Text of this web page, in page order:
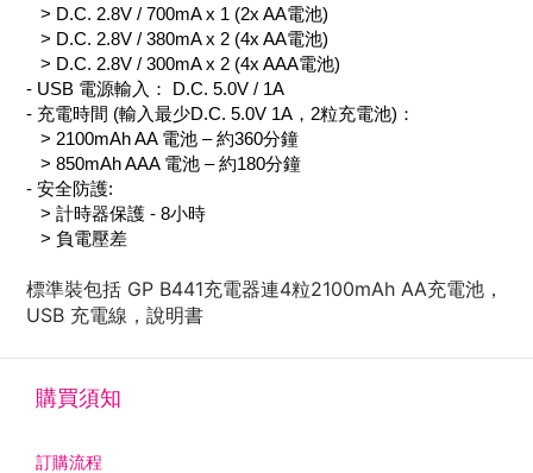
> D.C. 2.8V / 700mA x 1 (2x AA電池)
> D.C. 2.8V / 380mA x 2 (4x AA電池)
> D.C. 2.8V / 300mA x 2 (4x AAA電池)
- USB 電源輸入： D.C. 5.0V / 1A
- 充電時間 (輸入最少D.C. 5.0V 1A，2粒充電池)：
> 2100mAh AA 電池 – 約360分鐘
> 850mAh AAA 電池 – 約180分鐘
- 安全防護:
> 計時器保護 - 8小時
> 負電壓差
標準裝包括 GP B441充電器連4粒2100mAh AA充電池，
USB 充電線，說明書
購買須知
訂購流程